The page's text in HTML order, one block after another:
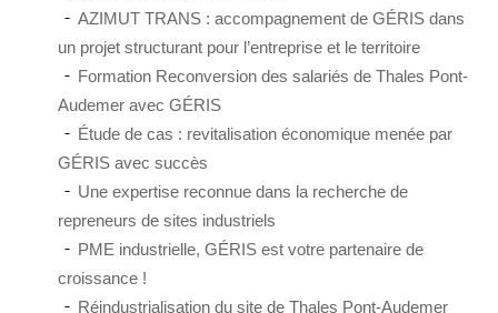
AZIMUT TRANS : accompagnement de GÉRIS dans
un projet structurant pour l’entreprise et le territoire
Formation Reconversion des salariés de Thales Pont-
Audemer avec GÉRIS
Étude de cas : revitalisation économique menée par
GÉRIS avec succès
Une expertise reconnue dans la recherche de
repreneurs de sites industriels
PME industrielle, GÉRIS est votre partenaire de
croissance !
Réindustrialisation du site de Thales Pont-Audemer